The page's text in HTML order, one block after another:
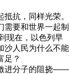
抗，同样光荣。
需要和世界一起制
现在，以色列早
沙人民为什么不能
足？
进分子的阻挠——